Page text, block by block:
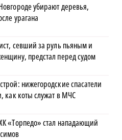
убирают деревья,
урагана
севший за руль пьяным и
предстал перед судом
нижегородские спасатели
как коты служат в МЧС
«Торпедо» стал нападающий